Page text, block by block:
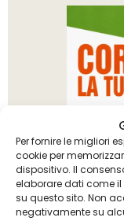
Per fornire le migliori
cookie per
dispositivo. Il
elaborare dati come
su questo sito. Non
negativamente su